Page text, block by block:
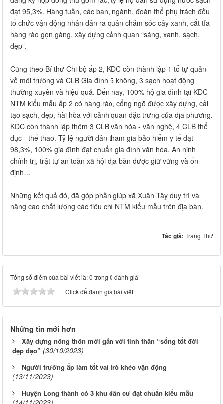
đạt 95,3%. Hàng tuần, các ban, ngành, đoàn thể phụ trách đều
tổ chức vận động nhân dân ra quân chăm sóc cây xanh, cắt tỉa
hàng rào gọn gàng, xây dựng cảnh quan “sáng, xanh, sạch,
đẹp”.
Cũng theo Bí thư Chi bộ ấp 2, KDC còn thành lập 1 tổ tự quản
về môi trường và CLB Gia đình 5 không, 3 sạch hoạt động
thường xuyên và hiệu quả. Đến nay, 100% hộ gia đình tại KDC
NTM kiểu mẫu ấp 2 có hàng rào, cổng ngõ được xây dựng, cải
tạo sạch, đẹp, hài hòa với cảnh quan đặc trưng của địa phương.
KDC còn thành lập thêm 3 CLB văn hóa - văn nghệ, 4 CLB thể
dục - thể thao. Tỷ lệ người dân tham gia bảo hiểm y tế đạt
98,3%, 100% gia đình đạt chuẩn gia đình văn hóa. An ninh
chính trị, trật tự an toàn xã hội địa bàn được giữ vững và ổn
định…
Những kết quả đó, đã góp phần giúp xã Xuân Tây duy trì và
nâng cao chất lượng các tiêu chí NTM kiểu mẫu trên địa bàn.
Tác giả: Trang Thư
Tổng số điểm của bài viết là: 0 trong 0 đánh giá
Click để đánh giá bài viết
Những tin mới hơn
Xây dựng nông thôn mới gắn với tinh thần “sống tốt đời
đẹp đạo” (30/10/2023)
Người trưởng ấp làm tốt vai trò khéo vận động
(13/11/2023)
Huyện Long thành có 3 khu dân cư đạt chuẩn kiểu mẫu
(14/11/2023)